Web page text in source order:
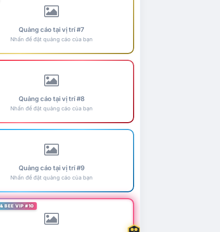
Quảng cáo tại vị trí #7
Nhấn để đặt quảng cáo của bạn
Quảng cáo tại vị trí #8
Nhấn để đặt quảng cáo của bạn
Quảng cáo tại vị trí #9
Nhấn để đặt quảng cáo của bạn
BEE VIP #10